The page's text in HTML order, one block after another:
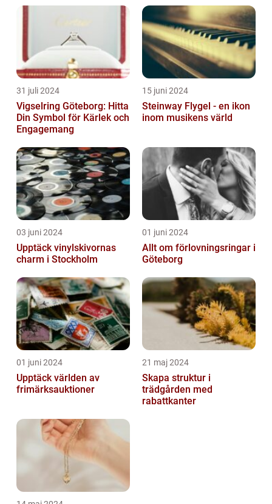
31 juli 2024
Vigselring Göteborg: Hitta
Din Symbol för Kärlek och
Engagemang
15 juni 2024
Steinway Flygel - en ikon
inom musikens värld
03 juni 2024
Upptäck vinylskivornas
charm i Stockholm
01 juni 2024
Allt om förlovningsringar i
Göteborg
01 juni 2024
Upptäck världen av
frimärksauktioner
21 maj 2024
Skapa struktur i
trädgården med
rabattkanter